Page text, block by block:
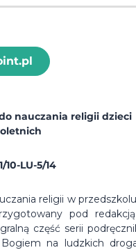
nauczania religii dzieci
10-LU-5/14
religii w
pod
część serii
na ludzkich